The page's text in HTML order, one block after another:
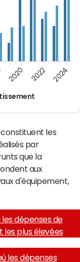
2020 2022 2024
les
par
que la
aux
d'équipement,
les dépenses de
les plus élevées
les dépenses